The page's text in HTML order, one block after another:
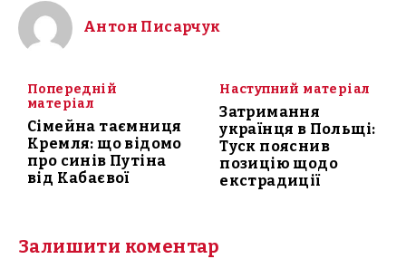
Антон Писарчук
Попередній
матеріал
Сімейна таємниця
Кремля: що відомо
про синів Путіна
від Кабаєвої
Наступний матеріал
Затримання
українця в Польщі:
Туск пояснив
позицію щодо
екстрадиції
Залишити коментар